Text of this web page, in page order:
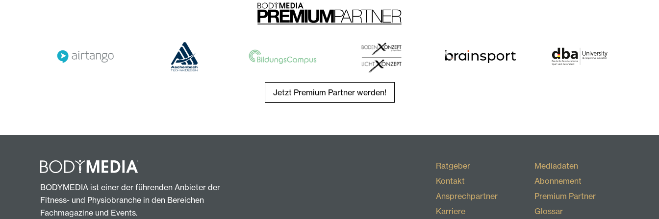
Jetzt Premium Partner werden!
BODYMEDIA ist einer der führenden Anbieter der
Fitness- und Physiobranche in den Bereichen
Fachmagazine und Events.
Ratgeber
Kontakt
Ansprechpartner
Karriere
Mediadaten
Abonnement
Premium Partner
Glossar